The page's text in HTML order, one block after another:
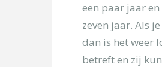
een paar jaar
zeven jaar. Als
dan is het weer
betreft en zij